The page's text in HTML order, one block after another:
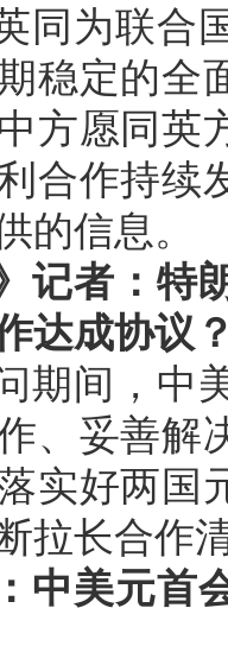
同为联合
稳定的全
方愿同英
合作持续
的信息。
记者：
达成协议
期间，中
、妥善解
实好两国
拉长合作
中美元首